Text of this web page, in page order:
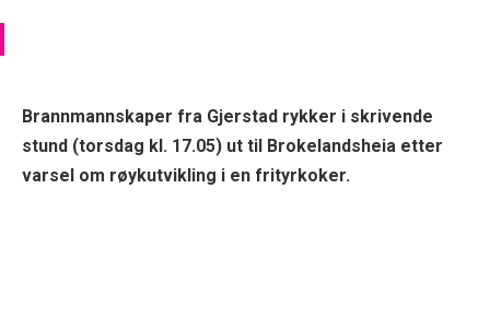
Brannmannskaper fra Gjerstad rykker i skrivende
stund (torsdag kl. 17.05) ut til Brokelandsheia etter
varsel om røykutvikling i en frityrkoker.